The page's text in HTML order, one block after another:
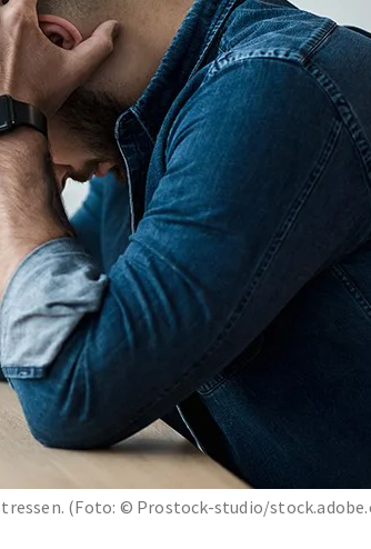
(Foto: © Prostock-studio/